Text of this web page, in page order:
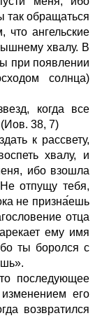
так обращаться
что ангельские
хвалу. В
при появлении
солнца)
когда все
(Иов. 38, 7)
к рассвету,
хвалу, и
ибо взошла
отпущу тебя,
не признаешь
отца
ему имя
ты боролся с
последующее
его
возвратился